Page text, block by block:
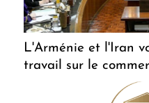
L'Arménie et l'Iran
travail sur le